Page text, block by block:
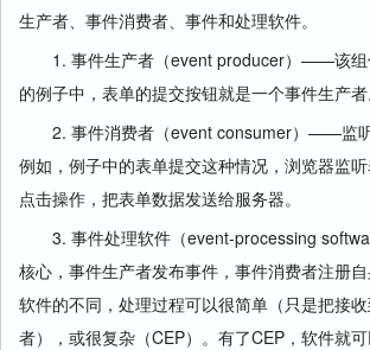
生产者、事件消费者、事件和处理软件。
1. 事件生产者（event producer）——该组
的例子中，表单的提交按钮就是一个事件生产者
2. 事件消费者（event consumer）——监听
例如，例子中的表单提交这种情况，浏览器监
点击操作，把表单数据发送给服务器。
3. 事件处理软件（event-processing
核心，事件生产者发布事件，事件消费者注册
软件的不同，处理过程可以很简单（只是把接
者），或很复杂（CEP）。有了CEP，软件就